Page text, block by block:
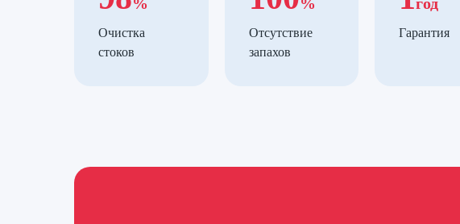
Очистка
стоков
Отсутствие
запахов
Гарантия